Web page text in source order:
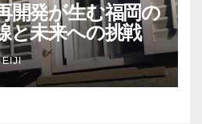
開発が生む福岡の
と未来への挑戦
EIJI